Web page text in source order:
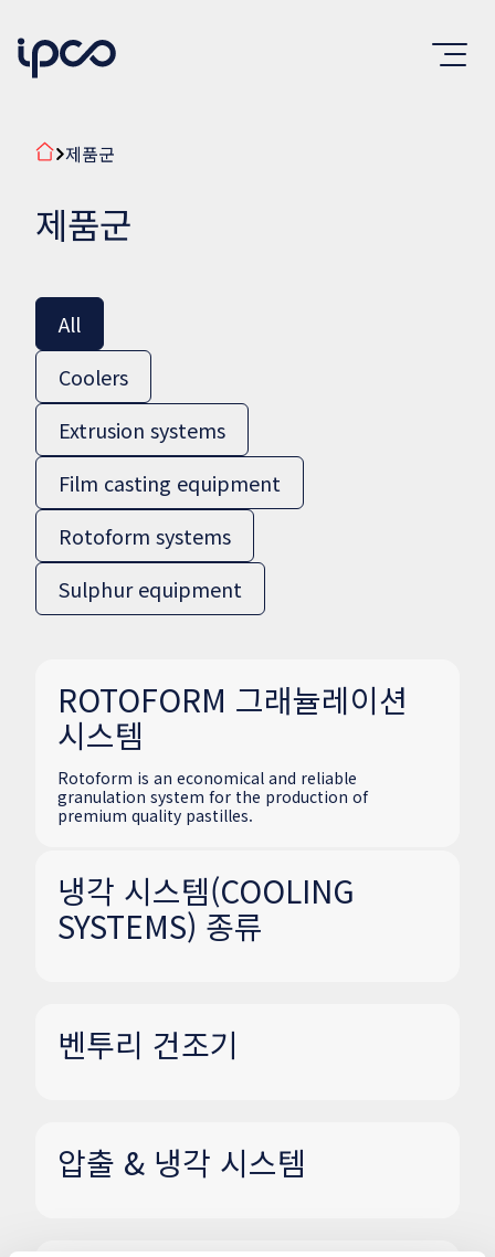
제품군
제품군
All
Coolers
Extrusion systems
Film casting equipment
Rotoform systems
Sulphur equipment
ROTOFORM 그래뉼레이션
시스템
Rotoform is an economical and reliable
granulation system for the production of
premium quality pastilles.
냉각 시스템(COOLING
SYSTEMS) 종류
벤투리 건조기
압출 & 냉각 시스템